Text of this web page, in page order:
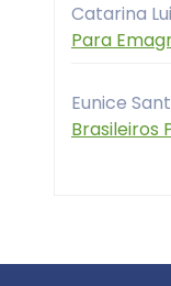
Catarina
Para
Eunice
Brasileiros